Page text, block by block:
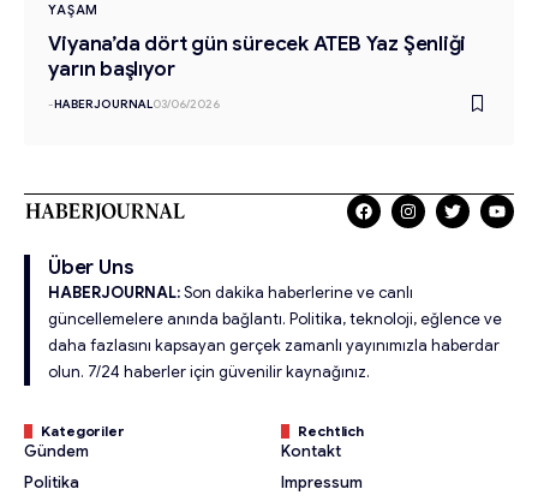
YAŞAM
Viyana’da dört gün sürecek ATEB Yaz Şenliği
yarın başlıyor
-HABERJOURNAL03/06/2026
Über Uns
HABERJOURNAL:Son dakika haberlerine ve canlı
güncellemelere anında bağlantı. Politika, teknoloji, eğlence ve
daha fazlasını kapsayan gerçek zamanlı yayınımızla haberdar
olun. 7/24 haberler için güvenilir kaynağınız.
Kategoriler
Gündem
Politika
Rechtlich
Kontakt
Impressum